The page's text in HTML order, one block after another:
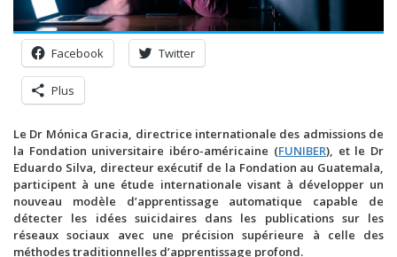
Facebook Twitter
Plus
Le Dr Mónica Gracia, directrice internationale des admissions de
la Fondation universitaire ibéro-américaine (FUNIBER), et le Dr
Eduardo Silva, directeur exécutif de la Fondation au Guatemala,
participent à une étude internationale visant à développer un
nouveau modèle d’apprentissage automatique capable de
détecter les idées suicidaires dans les publications sur les
réseaux sociaux avec une précision supérieure à celle des
méthodes traditionnelles d’apprentissage profond.